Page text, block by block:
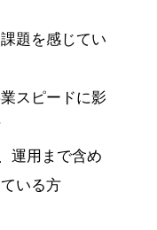
題を感じてい
スピードに影
運用まで含め
いる方